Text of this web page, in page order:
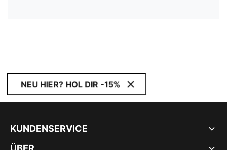
NEU HIER? HOL DIR -15%
KUNDENSERVICE